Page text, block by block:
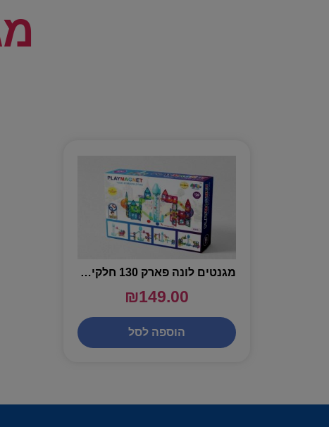
מגנטים לונה פארק 130 חלקים עם מעלית כדורים חשמלית – PLAYMAGNET
₪149.00
הוספה לסל